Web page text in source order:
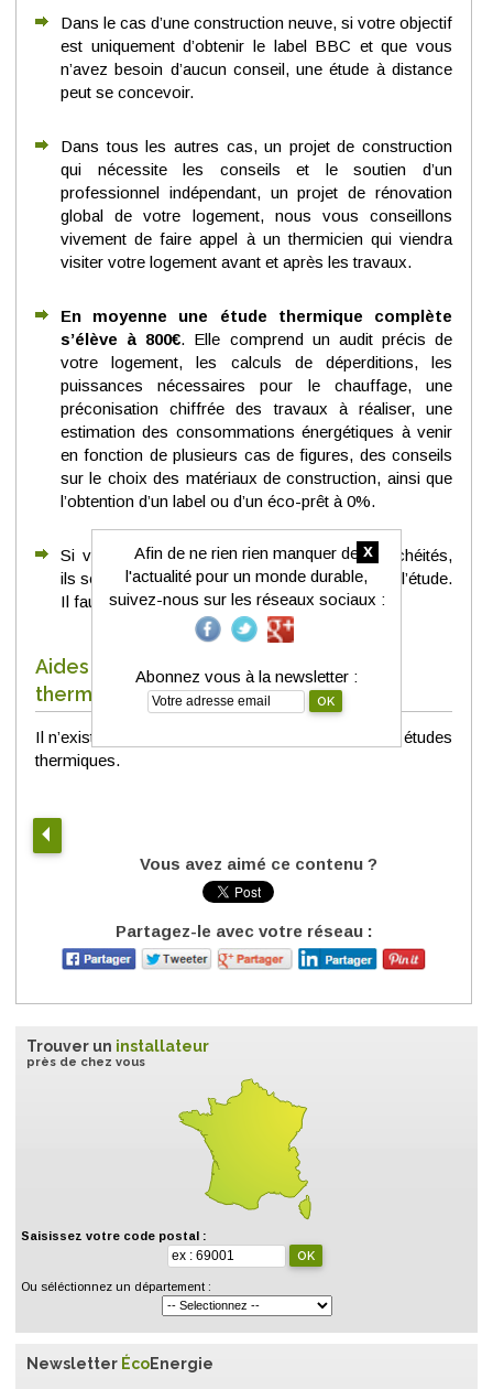
Dans le cas d’une construction neuve, si votre objectif
est uniquement d’obtenir le label BBC et que vous
n’avez besoin d’aucun conseil, une étude à distance
peut se concevoir.
Dans tous les autres cas, un projet de construction
qui nécessite les conseils et le soutien d’un
professionnel indépendant, un projet de rénovation
global de votre logement, nous vous conseillons
vivement de faire appel à un thermicien qui viendra
visiter votre logement avant et après les travaux.
En moyenne une étude thermique complète
s’élève à 800€. Elle comprend un audit précis de
votre logement, les calculs de déperditions, les
puissances nécessaires pour le chauffage, une
préconisation chiffrée des travaux à réaliser, une
estimation des consommations énergétiques à venir
en fonction de plusieurs cas de figures, des conseils
sur le choix des matériaux de construction, ainsi que
l’obtention d’un label ou d’un éco-prêt à 0%.
Si vous souhaitez effectuer des tests d’étanchéités,
ils seront généralement proposés en option de l’étude.
Il faut ajouter environ 400€ par test.
Aides fiscales pour réaliser une étude
thermique ?
Il n’existe pas d’aides fiscales spécifiques pour les études
thermiques.
Vous avez aimé ce contenu ?
Partagez-le avec votre réseau :
Trouver un installateur
près de chez vous
Saisissez votre code postal :
Ou séléctionnez un département :
Newsletter ÉcoEnergie
x
Afin de ne rien rien manquer de
l'actualité pour un monde durable,
suivez-nous sur les réseaux sociaux :
Abonnez vous à la newsletter :